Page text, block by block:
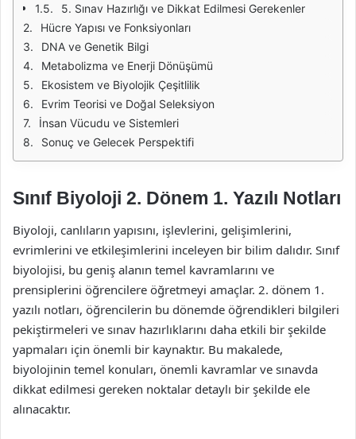
5. Sınav Hazırlığı ve Dikkat Edilmesi Gerekenler
Hücre Yapısı ve Fonksiyonları
DNA ve Genetik Bilgi
Metabolizma ve Enerji Dönüşümü
Ekosistem ve Biyolojik Çeşitlilik
Evrim Teorisi ve Doğal Seleksiyon
İnsan Vücudu ve Sistemleri
Sonuç ve Gelecek Perspektifi
Sınıf Biyoloji 2. Dönem 1. Yazılı Notları
Biyoloji, canlıların yapısını, işlevlerini, gelişimlerini,
evrimlerini ve etkileşimlerini inceleyen bir bilim dalıdır. Sınıf
biyolojisi, bu geniş alanın temel kavramlarını ve
prensiplerini öğrencilere öğretmeyi amaçlar. 2. dönem 1.
yazılı notları, öğrencilerin bu dönemde öğrendikleri bilgileri
pekiştirmeleri ve sınav hazırlıklarını daha etkili bir şekilde
yapmaları için önemli bir kaynaktır. Bu makalede,
biyolojinin temel konuları, önemli kavramlar ve sınavda
dikkat edilmesi gereken noktalar detaylı bir şekilde ele
alınacaktır.